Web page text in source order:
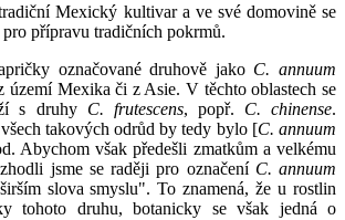
Mexický kultivar a ve své domovině se
přípravu tradičních pokrmů.
označované druhově jako C. annuum
území Mexika či z Asie. V těchto oblastech se
s druhy C. frutescens, popř. C. chinense.
takových odrůd by tedy bylo [C. annuum
Abychom však předešli zmatkům a velkému
jsme se raději pro označení C. annuum
slova smyslu". To znamená, že u rostlin
tohoto druhu, botanicky se však jedná o